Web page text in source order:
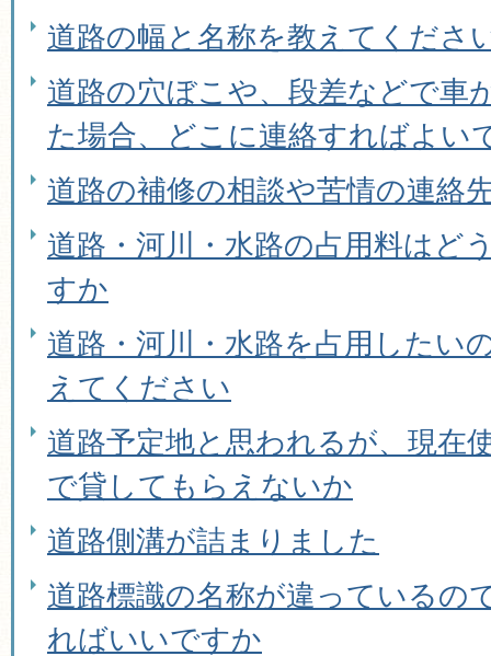
道路の幅と名称を教えてくださ
道路の穴ぼこや、段差などで車
た場合、どこに連絡すればよい
道路の補修の相談や苦情の連絡
道路・河川・水路の占用料はど
すか
道路・河川・水路を占用したい
えてください
道路予定地と思われるが、現在
で貸してもらえないか
道路側溝が詰まりました
道路標識の名称が違っているの
ればいいですか